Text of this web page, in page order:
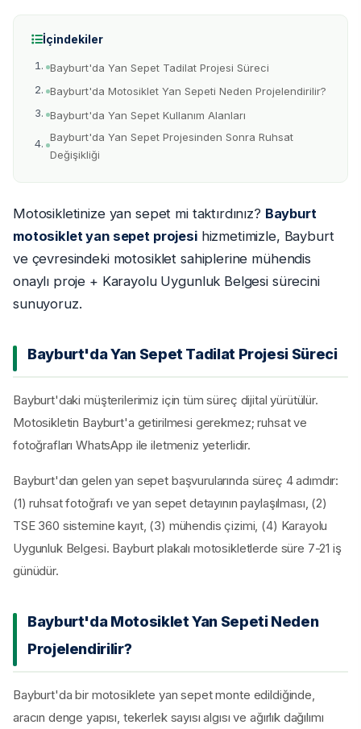
İçindekiler
Bayburt'da Yan Sepet Tadilat Projesi Süreci
Bayburt'da Motosiklet Yan Sepeti Neden Projelendirilir?
Bayburt'da Yan Sepet Kullanım Alanları
Bayburt'da Yan Sepet Projesinden Sonra Ruhsat
Değişikliği
Motosikletinize yan sepet mi taktırdınız? Bayburt
motosiklet yan sepet projesihizmetimizle, Bayburt
ve çevresindeki motosiklet sahiplerine mühendis
onaylı proje + Karayolu Uygunluk Belgesi sürecini
sunuyoruz.
Bayburt'da Yan Sepet Tadilat Projesi Süreci
Bayburt'daki müşterilerimiz için tüm süreç dijital yürütülür.
Motosikletin Bayburt'a getirilmesi gerekmez; ruhsat ve
fotoğrafları WhatsApp ile iletmeniz yeterlidir.
Bayburt'dan gelen yan sepet başvurularında süreç 4 adımdır:
(1) ruhsat fotoğrafı ve yan sepet detayının paylaşılması, (2)
TSE 360 sistemine kayıt, (3) mühendis çizimi, (4) Karayolu
Uygunluk Belgesi. Bayburt plakalı motosikletlerde süre 7-21 iş
günüdür.
Bayburt'da Motosiklet Yan Sepeti Neden
Projelendirilir?
Bayburt'da bir motosiklete yan sepet monte edildiğinde,
aracın denge yapısı, tekerlek sayısı algısı ve ağırlık dağılımı